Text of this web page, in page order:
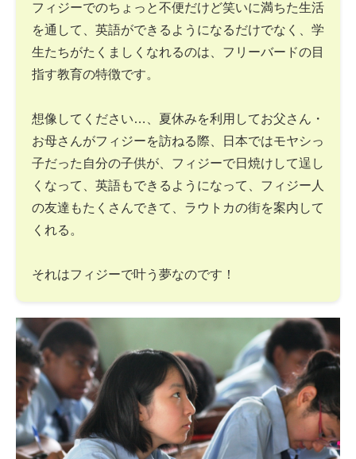
フィジーでのちょっと不便だけど笑いに満ちた生活
を通して、英語ができるようになるだけでなく、学
生たちがたくましくなれるのは、フリーバードの目
指す教育の特徴です。
想像してください…、夏休みを利用してお父さん・
お母さんがフィジーを訪ねる際、日本ではモヤシっ
子だった自分の子供が、フィジーで日焼けして逞し
くなって、英語もできるようになって、フィジー人
の友達もたくさんできて、ラウトカの街を案内して
くれる。
それはフィジーで叶う夢なのです！